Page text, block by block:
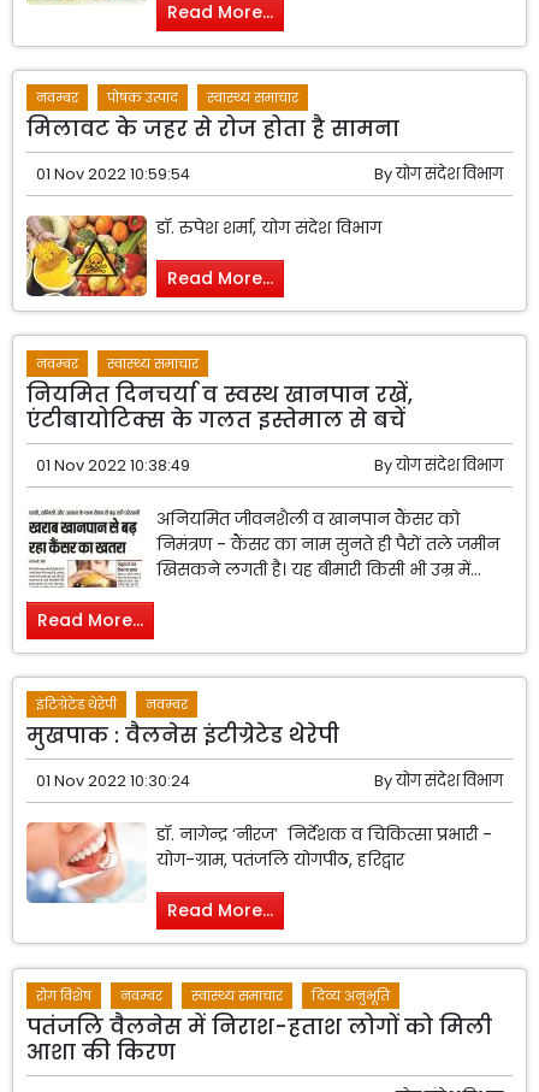
Read More...
नवम्बर पोषक उत्पाद स्वास्थ्य समाचार
मिलावट के जहर से रोज होता है सामना
01 Nov 2022 10:59:54 Byयोग संदेश विभाग
डॉ. रुपेश शर्मा, योग संदेश विभाग
Read More...
नवम्बर स्वास्थ्य समाचार
नियमित दिनचर्या व स्वस्थ खानपान रखें,
एंटीबायोटिक्स के गलत इस्तेमाल से बचें
01 Nov 2022 10:38:49 Byयोग संदेश विभाग
अनियमित जीवनशैली व खानपान कैंसर को
निमंत्रण - कैंसर का नाम सुनते ही पैरों तले जमीन
खिसकने लगती है। यह बीमारी किसी भी उम्र में...
Read More...
इंटिग्रेटेड थेरेपी नवम्बर
मुखपाक : वैलनेस इंटीग्रेटेड थेरेपी
01 Nov 2022 10:30:24 Byयोग संदेश विभाग
डॉ. नागेन्द्र ‘नीरज’ निर्देशक व चिकित्सा प्रभारी -
योग-ग्राम, पतंजलि योगपीठ, हरिद्वार
Read More...
रोग विशेष नवम्बर स्वास्थ्य समाचार दिव्य अनुभूति
पतंजलि वैलनेस में निराश-हताश लोगों को मिली
आशा की किरण